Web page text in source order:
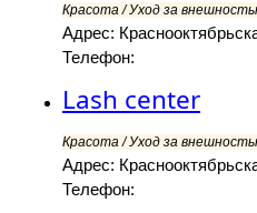
Красота / Уход за
Адрес:
Телефон:
Lash center
Красота / Уход за
Адрес:
Телефон: